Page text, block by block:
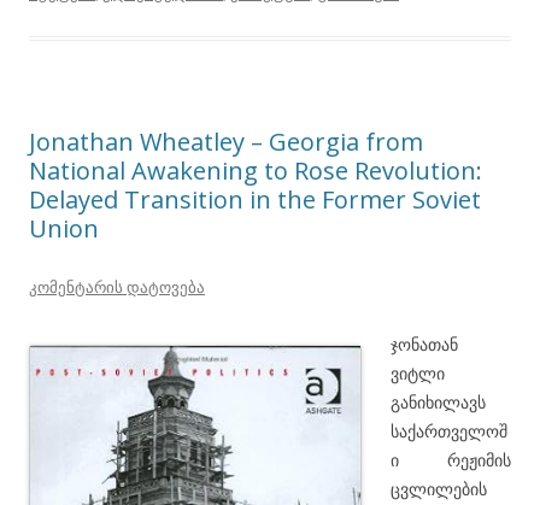
Jonathan Wheatley – Georgia from
National Awakening to Rose Revolution:
Delayed Transition in the Former Soviet
Union
კომენტარის დატოვება
ჯონათან
ვიტლი
განიხილავს
საქართველოშ
ი რეჟიმის
ცვლილების